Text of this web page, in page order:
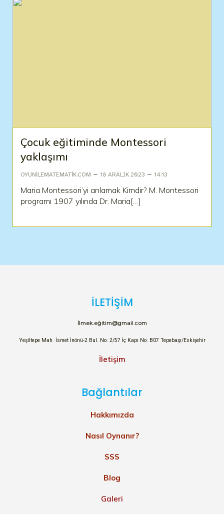
Çocuk eğitiminde Montessori
yaklaşımı
OYUNILEMATEMATIK.COM – 18 ARALIK 2023 – 14:13
Maria Montessori’yi anlamak Kimdir? M. Montessori
programı 1907 yılında Dr. Maria[…]
İLETİŞİM
İlmek.eğitim@gmail.com
Yeşiltepe Mah. İsmet İnönü-2 Bul. No: 2/57 İç Kapı No: B07 Tepebaşı/Eskişehir
İletişim
Bağlantılar
Hakkımızda
Nasıl Oynanır?
SSS
Blog
Galeri